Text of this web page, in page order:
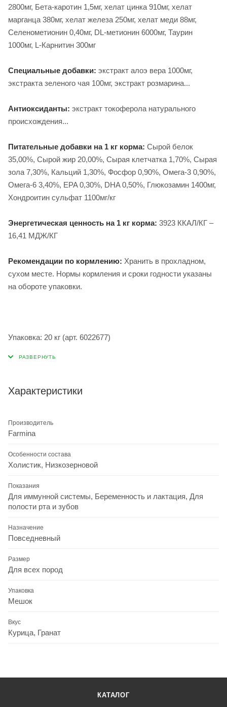
2800мг, Бета-каротин 1,5мг, хелат цинка 910мг, хелат
марганца 380мг, хелат железа 250мг, хелат меди 88мг,
Селенометионин 0,40мг, DL-метионин 6000мг, Таурин
1000мг, L-Карнитин 300мг
Специальные добавки: экстракт алоэ вера 1000мг,
экстракта зеленого чая 100мг, экстракт розмарина...
Антиоксиданты: экстракт токоферола натурального
происхождения...
Питательные добавки на 1 кг корма: Сырой белок
35,00%, Сырой жир 20,00%, Сырая клетчатка 1,70%, Сырая
зола 7,30%, Кальций 1,30%, Фосфор 0,90%, Омега-3 0,90%,
Омега-6 3,40%, EPA 0,30%, DHA 0,50%, Глюкозамин 1400мг,
Хондроитин сульфат 1100мг/кг
Энергетическая ценность на 1 кг корма: 3923 ККАЛ/КГ –
16,41 МДЖ/КГ
Рекомендации по кормлению: Хранить в прохладном,
сухом месте. Нормы кормления и сроки годности указаны
на обороте упаковки.
Упаковка: 20 кг (арт. 6022677)
Характеристики
Производитель
Farmina
Особенности состава
Холистик, Низкозерновой
Показания
Для иммунной системы, Беременность и лактация, Для
полости рта и зубов
Назначение
Повседневный
Размер
Для всех пород
Упаковка
Мешок
Вкус
Курица, Гранат
КАТАЛОГ